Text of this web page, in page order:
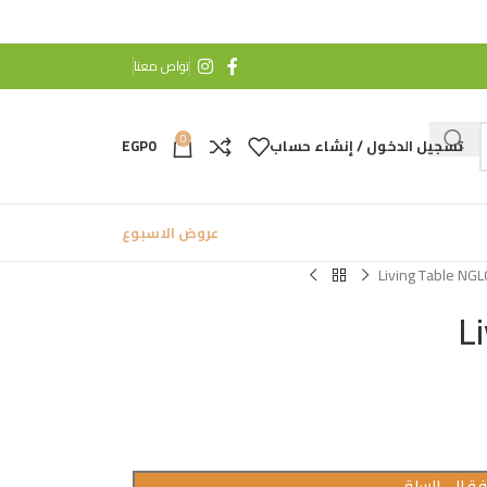
تواص معنا
تسجيل الدخول / إنشاء حساب 0
EGP0
عروض الاسبوع
Living Table